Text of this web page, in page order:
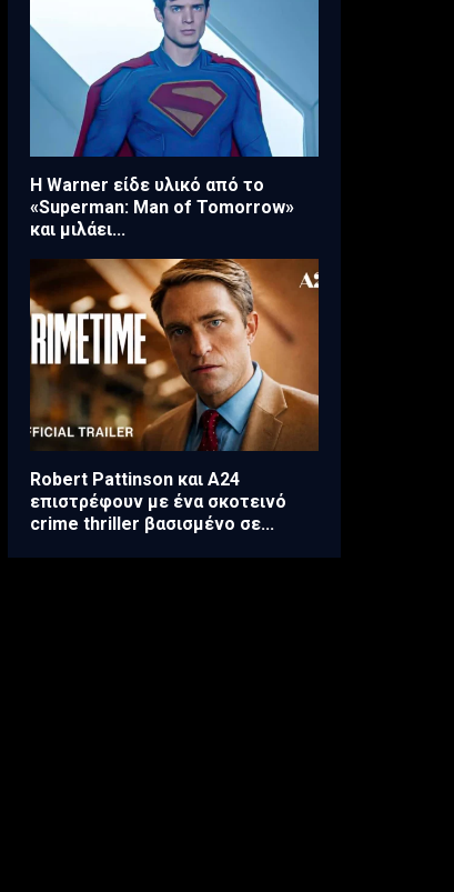
Η Warner είδε υλικό από το
«Superman: Man of Tomorrow»
και μιλάει...
Robert Pattinson και A24
επιστρέφουν με ένα σκοτεινό
crime thriller βασισμένο σε...